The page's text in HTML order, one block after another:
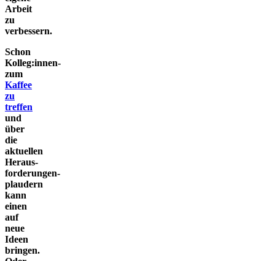
Arbeit
zu
verbessern.
Schon
Kolleg:innen­
zum
Kaffee
zu
treffen
und
über
die
aktuellen
Heraus­
forderungen­
plaudern
kann
einen
auf
neue
Ideen
bringen.